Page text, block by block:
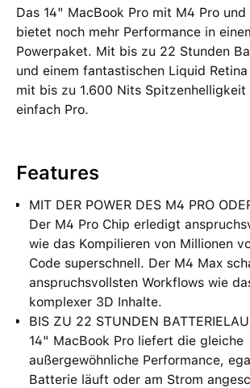
Das 14" MacBook Pro mit M4 Pro und
bietet noch mehr Performance in
Powerpaket. Mit bis zu 22 Stunden
und einem fantastischen Liquid
mit bis zu 1.600 Nits Spitzenhelligkeit
einfach Pro.
Features
MIT DER POWER DES M4 PRO
Der M4 Pro Chip erledigt
wie das Kompilieren von Millionen
Code superschnell. Der M4 Max
anspruchsvollsten Workflows wie
komplexer 3D Inhalte.
BIS ZU 22 STUNDEN
14" MacBook Pro liefert die gleiche
außergewöhnliche Performance,
Batterie läuft oder am Strom